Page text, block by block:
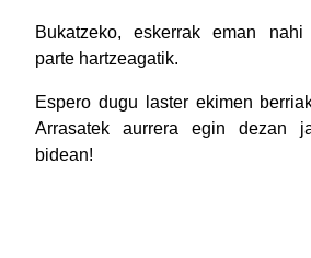
Bukatzeko, eskerrak eman
parte hartzeagatik.
Espero dugu laster ekimen
Arrasatek aurrera egin dezan
bidean!